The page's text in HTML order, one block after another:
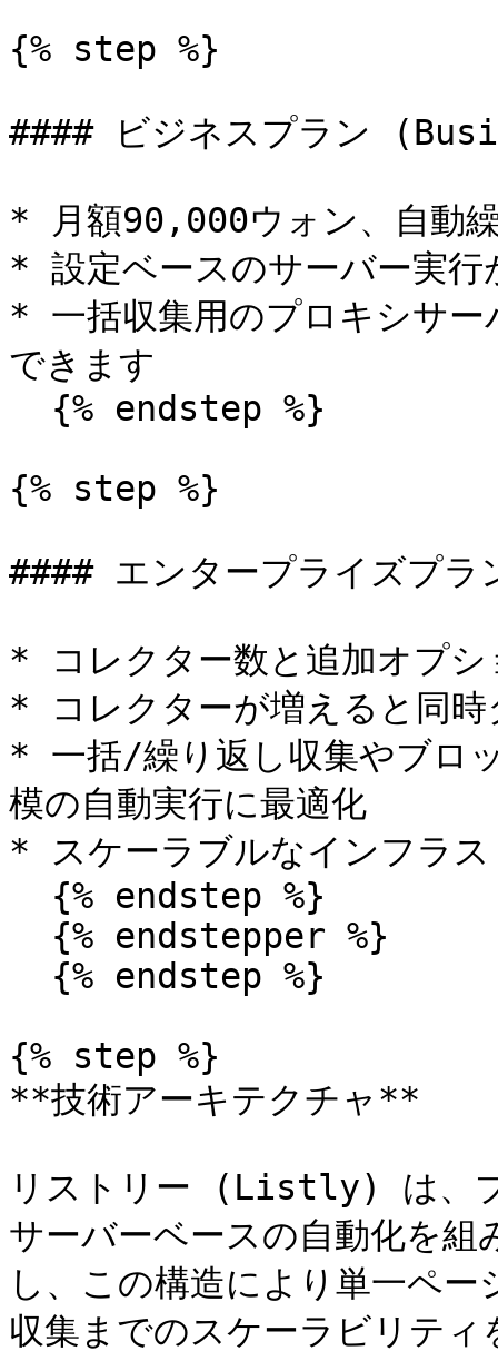
{% step %}
#### ビジネスプラン
* 月額90,000ウォン、自動
* 設定ベースのサーバー実行
* 一括収集用のプロキシサー
できます
{% step %}
#### エンタープライズ
* コレクター数と追加オプシ
* コレクターが増えると同時
* 一括/繰り返し収集やブロ
模の自動実行に最適化
* スケーラブルなインフラ
{% step %}
**技術アーキテクチャ**
リストリー (Listly) は、ブ
サーバーベースの自動化を
し、この構造により単一ペ
収集までのスケーラビリティ